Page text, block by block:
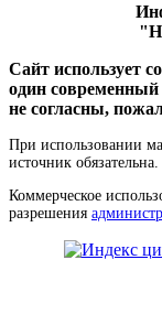
Сайт использует
один современный
не согласны,
При использовании
источник обязательна.
Коммерческое
разрешения